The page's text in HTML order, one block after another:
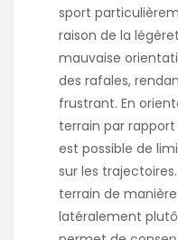
sport
raison de la
mauvaise
des rafales,
frustrant. En
terrain par
est possible de
sur les
terrain de
latéralement